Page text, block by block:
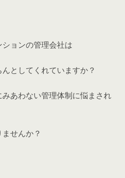
ョンの管理会社は
としてくれていますか？
みあわない管理体制に悩まされ
せんか？